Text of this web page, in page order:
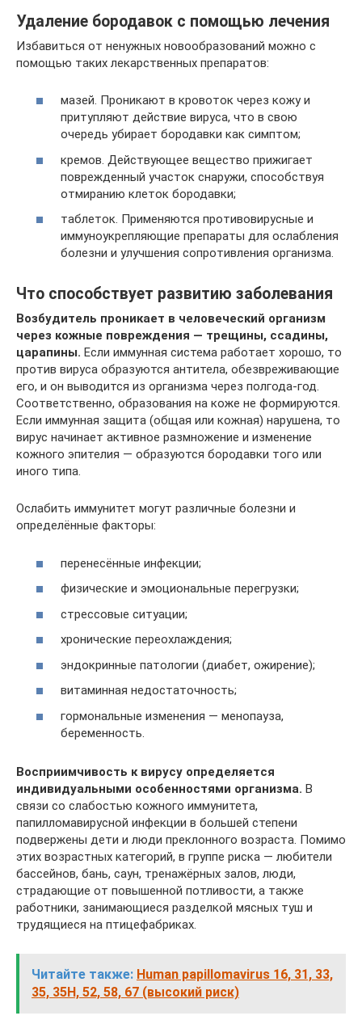
Удаление бородавок с помощью лечения
Избавиться от ненужных новообразований можно с
помощью таких лекарственных препаратов:
мазей. Проникают в кровоток через кожу и
притупляют действие вируса, что в свою
очередь убирает бородавки как симптом;
кремов. Действующее вещество прижигает
поврежденный участок снаружи, способствуя
отмиранию клеток бородавки;
таблеток. Применяются противовирусные и
иммуноукрепляющие препараты для ослабления
болезни и улучшения сопротивления организма.
Что способствует развитию заболевания
Возбудитель проникает в человеческий организм
через кожные повреждения — трещины, ссадины,
царапины. Если иммунная система работает хорошо, то
против вируса образуются антитела, обезвреживающие
его, и он выводится из организма через полгода-год.
Соответственно, образования на коже не формируются.
Если иммунная защита (общая или кожная) нарушена, то
вирус начинает активное размножение и изменение
кожного эпителия — образуются бородавки того или
иного типа.
Ослабить иммунитет могут различные болезни и
определённые факторы:
перенесённые инфекции;
физические и эмоциональные перегрузки;
стрессовые ситуации;
хронические переохлаждения;
эндокринные патологии (диабет, ожирение);
витаминная недостаточность;
гормональные изменения — менопауза,
беременность.
Восприимчивость к вирусу определяется
индивидуальными особенностями организма. В
связи со слабостью кожного иммунитета,
папилломавирусной инфекции в большей степени
подвержены дети и люди преклонного возраста. Помимо
этих возрастных категорий, в группе риска — любители
бассейнов, бань, саун, тренажёрных залов, люди,
страдающие от повышенной потливости, а также
работники, занимающиеся разделкой мясных туш и
трудящиеся на птицефабриках.
Читайте также: Human papillomavirus 16, 31, 33,
35, 35H, 52, 58, 67 (высокий риск)